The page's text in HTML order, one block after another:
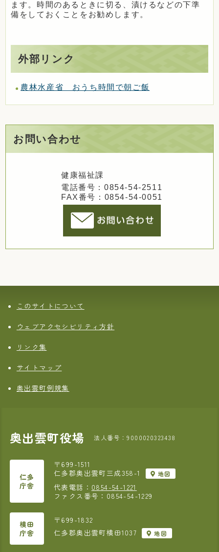
ます。時間のあるときに切る、漬けるなどの下準
備をしておくことをお勧めします。
外部リンク
農林水産省 おうち時間で朝ご飯
お問い合わせ
健康福祉課
電話番号：0854-54-2511
FAX番号：0854-54-0051
このサイトについて
ウェブアクセシビリティ方針
リンク集
サイトマップ
奥出雲町例規集
奥出雲町役場 法人番号：9000020323438
仁多
庁舎
〒699-1511
仁多郡奥出雲町三成358-1
地図
代表電話： 0854-54-1221
ファクス番号：0854-54-1229
横田
庁舎
〒699-1832
仁多郡奥出雲町横田1037
地図